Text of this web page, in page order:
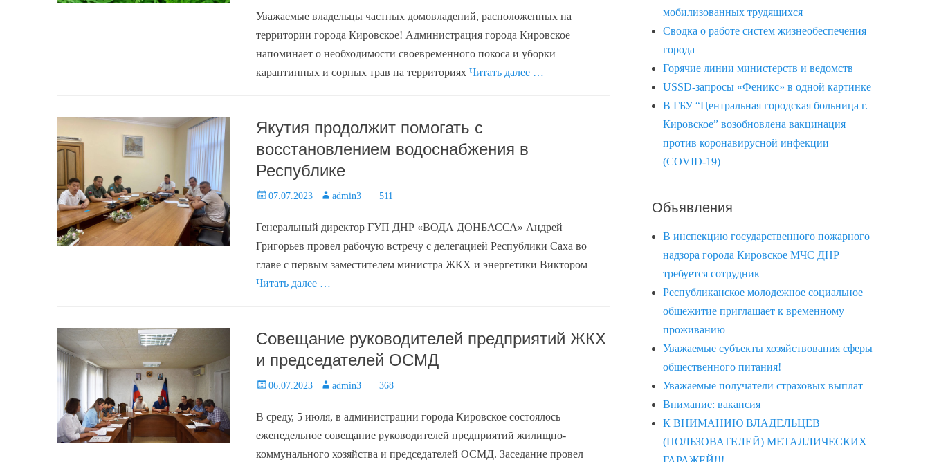
Уважаемые владельцы частных домовладений, расположенных на
территории города Кировское! Администрация города Кировское
напоминает о необходимости своевременного покоса и уборки
карантинных и сорных трав на территориях Читать далее …
Якутия продолжит помогать с
восстановлением водоснабжения в
Республике
Posted07.07.2023 Author
admin3 511
Генеральный директор ГУП ДНР «ВОДА ДОНБАССА» Андрей
Григорьев провел рабочую встречу с делегацией Республики Саха во
главе с первым заместителем министра ЖКХ и энергетики Виктором
Читать далее …
Совещание руководителей предприятий ЖКХ
и председателей ОСМД
Posted06.07.2023 Author
admin3 368
В среду, 5 июля, в администрации города Кировское состоялось
еженедельное совещание руководителей предприятий жилищно-
коммунального хозяйства и председателей ОСМД. Заседание провел
мобилизованных трудящихся
Сводка о работе систем жизнеобеспечения
города
Горячие линии министерств и ведомств
USSD-запросы «Феникс» в одной картинке
В ГБУ “Центральная городская больница г.
Кировское” возобновлена вакцинация
против коронавирусной инфекции
(COVID-19)
Объявления
В инспекцию государственного пожарного
надзора города Кировское МЧС ДНР
требуется сотрудник
Республиканское молодежное социальное
общежитие приглашает к временному
проживанию
Уважаемые субъекты хозяйствования сферы
общественного питания!
Уважаемые получатели страховых выплат
Внимание: вакансия
К ВНИМАНИЮ ВЛАДЕЛЬЦЕВ
(ПОЛЬЗОВАТЕЛЕЙ) МЕТАЛЛИЧЕСКИХ